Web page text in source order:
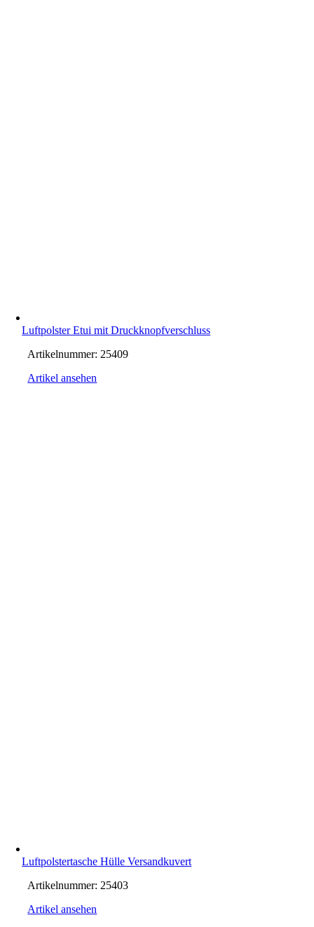
Luftpolster Etui mit Druckknopfverschluss
Artikelnummer: 25409
Artikel ansehen
Luftpolstertasche Hülle Versandkuvert
Artikelnummer: 25403
Artikel ansehen